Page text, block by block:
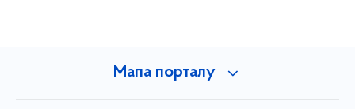
Мапа порталу